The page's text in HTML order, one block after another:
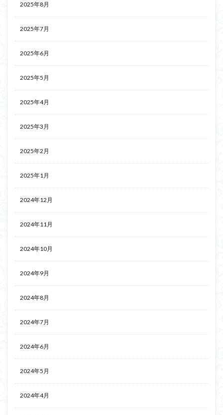
2025年8月
2025年7月
2025年6月
2025年5月
2025年4月
2025年3月
2025年2月
2025年1月
2024年12月
2024年11月
2024年10月
2024年9月
2024年8月
2024年7月
2024年6月
2024年5月
2024年4月